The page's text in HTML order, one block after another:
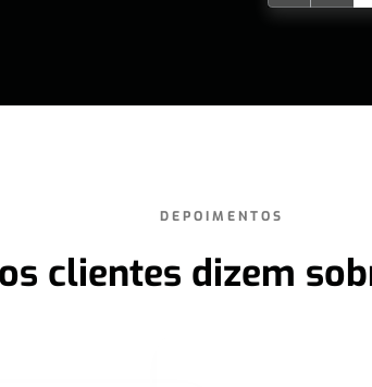
DEPOIMENTOS
clientes dizem